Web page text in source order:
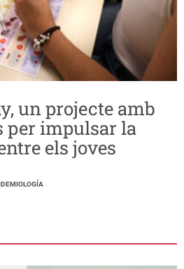
un projecte amb
per impulsar la
els joves